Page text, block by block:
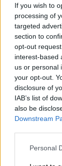
If you wish to
processing of
targeted
section to
opt-out
interest-based
us or personal
your opt-out.
disclosure of
IAB’s list of
also be
Downstream
Personal